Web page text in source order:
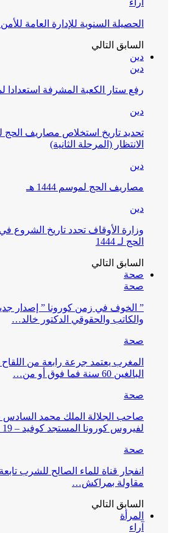
آراء
الحصيلة السنوية للإدارة العامة للأمن
السابق التالي
دين
دين
رفع ستار الكعبة المشرفة استعدادا
دين
تحديد تاريخ استخلاص مصاريف الحج
الانتظار (المرحلة الثانية)
دين
مصاريف الحج لموسم 1444 هـ
دين
وزارة الأوقاف تحدد تاريخ الشروع
الحج لـ 1444
السابق التالي
صحة
صحة
” الخوف في زمن كورونا ” إصدار
والكاتب والحقوقي الدكتور خالد…
صحة
المغرب يعتمد جرعة رابعة من
البالغين 60 سنة فما فوق أو من…
صحة
صاحب الجلالة الملك محمد
لفيروس كورونا المستجد كوفيد – 19 ، بدون…
صحة
انفجار قناة للماء الصالح للشرب
مقاولة بمراكش…
السابق التالي
المرأة
آراء